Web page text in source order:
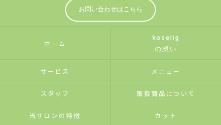
お問い合わせはこちら
ホーム
koselig
の想い
サービス メニュー
スタッフ 取扱商品について
当サロンの特徴 カット